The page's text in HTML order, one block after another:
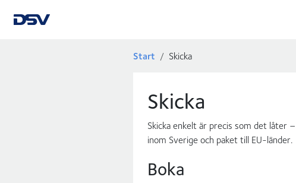
Start Skicka
Skicka
Skicka enkelt är precis som det låter
inom Sverige och paket till EU-länder.
Boka